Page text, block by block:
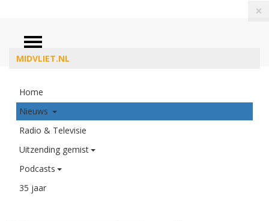
MIDVLIET.NL
×
Home
Nieuws
Radio & Televisie
Uitzending gemist
Podcasts
35 jaar
D66 tevreden met nieuw
armoedebeleid, maar ook
aandachtspunten
Leidschendam-Voorburg is het nieuwe armoedebeleid
vastgesteld.